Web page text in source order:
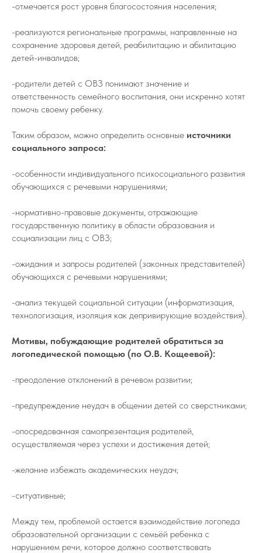
-отмечается рост уровня благосостояния населения;
-реализуются региональные программы, направленные на
сохранение здоровья детей, реабилитацию и абилитацию
детей-инвалидов;
-родители детей с ОВЗ понимают значение и
ответственность семейного воспитания, они искренно хотят
помочь своему ребенку.
Таким образом, можно определить основные источники
социального запроса:
-особенности индивидуального психосоциального развития
обучающихся с речевыми нарушениями;
-нормативно-правовые документы, отражающие
государственную политику в области образования и
социализации лиц с ОВЗ;
-ожидания и запросы родителей (законных представителей)
обучающихся с речевыми нарушениями;
-анализ текущей социальной ситуации (информатизация,
технологизация, изоляция как депривирующие воздействия).
Мотивы, побуждающие родителей обратиться за
логопедической помощью (по О.В. Кощеевой):
-преодоление отклонений в речевом развитии;
-предупреждение неудач в общении детей со сверстниками;
-опосредованная самопрезентация родителей,
осуществляемая через успехи и достижения детей;
-желание избежать академических неудач;
-ситуативные;
Между тем, проблемой остается взаимодействие логопеда
образовательной организации с семьёй ребенка с
нарушением речи, которое должно соответствовать